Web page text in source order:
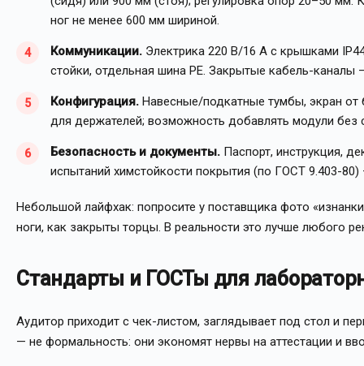
ног не менее 600 мм шириной.
Коммуникации. Электрика 220 В/16 А с крышками
стойки, отдельная шина PE. Закрытые кабель-
Конфигурация. Навесные/подкатные тумбы, экран от
для держателей; возможность добавлять модули
Безопасность и документы. Паспорт, инструкция,
испытаний химстойкости покрытия (по ГОСТ 9.403-
Небольшой лайфхак: попросите у поставщика фото
ноги, как закрыты торцы. В реальности это лучше любого
Стандарты и ГОСТы для
Аудитор приходит с чек-листом, заглядывает под стол и
— не формальность: они экономят нервы на аттестации и